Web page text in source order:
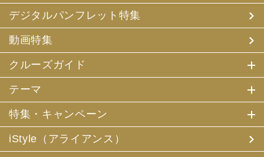
(2) 旅行参加後のご意見やご感想の提供のお願い
(3) アンケートのお願い
(4) 特典サービスの提供
(5) 統計資料の作成
にお客様の個人情報を利用させていただくことがありま
す。
個人情報について、本人確認、本人との連絡その他、採
す。
3. お客様個人情報の第三者への提供
(1) 当社は、お申込みいただいた旅行サービスの手配及び
デジタルパンフレット特集
動画特集
クルーズガイド
テーマ
特集・キャンペーン
iStyle（アライアンス）